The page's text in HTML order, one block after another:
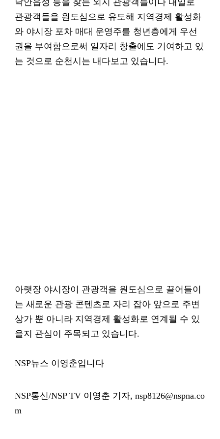
낙안읍성 등을 찾는 외지 관광객들이나 내일로
관광객들을 원도심으로 유도해 지역경제 활성화
와 야시장 포차 매대 운영주를 청년층에게 우선
권을 부여함으로써 일자리 창출에도 기여하고 있
는 것으로 순천시는 내다보고 있습니다.
아랫장 야시장이 관광객을 원도심으로 끌어들이
는 새로운 관광 콘텐츠로 자리 잡아 앞으로 주변
상가 뿐 아니라 지역경제 활성화로 연계될 수 있
을지 관심이 주목되고 있습니다.
NSP뉴스 이영춘입니다
NSP통신/NSP TV 이영춘 기자, nsp8126@nspna.co
m